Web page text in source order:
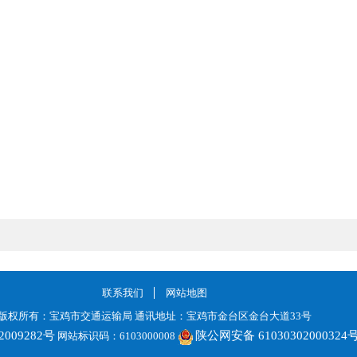
联系我们
网站地图
权所有：宝鸡市交通运输局 通讯地址：宝鸡市金台区金台大道33号
号 网站标识码：6103000008 陕公网安备 61030302000324